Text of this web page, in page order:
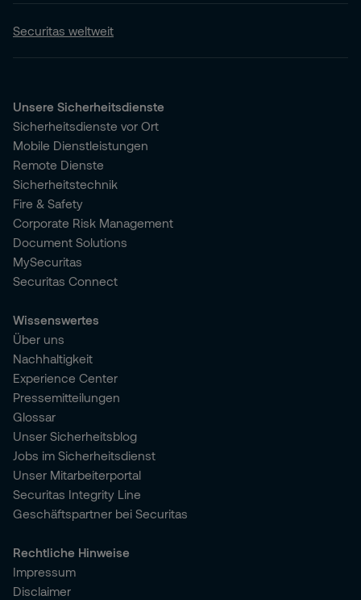
Securitas weltweit
Unsere Sicherheitsdienste
Sicherheitsdienste vor Ort
Mobile Dienstleistungen
Remote Dienste
Sicherheitstechnik
Fire & Safety
Corporate Risk Management
Document Solutions
MySecuritas
Securitas Connect
Wissenswertes
Über uns
Nachhaltigkeit
Experience Center
Pressemitteilungen
Glossar
Unser Sicherheitsblog
Jobs im Sicherheitsdienst
Unser Mitarbeiterportal
Securitas Integrity Line
Geschäftspartner bei Securitas
Rechtliche Hinweise
Impressum
Disclaimer